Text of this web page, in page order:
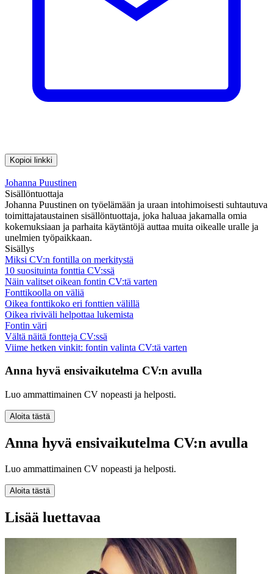
Kopioi linkki
Johanna Puustinen
Sisällöntuottaja
Johanna Puustinen on työelämään ja uraan intohimoisesti suhtautuva
toimittajataustainen sisällöntuottaja, joka haluaa jakamalla omia
kokemuksiaan ja parhaita käytäntöjä auttaa muita oikealle uralle ja
unelmien työpaikkaan.
Sisällys
Miksi CV:n fontilla on merkitystä
10 suosituinta fonttia CV:ssä
Näin valitset oikean fontin CV:tä varten
Fonttikoolla on väliä
Oikea fonttikoko eri fonttien välillä
Oikea riviväli helpottaa lukemista
Fontin väri
Vältä näitä fontteja CV:ssä
Viime hetken vinkit: fontin valinta CV:tä varten
Anna hyvä ensivaikutelma CV:n avulla
Luo ammattimainen CV nopeasti ja helposti.
Aloita tästä
Anna hyvä ensivaikutelma CV:n avulla
Luo ammattimainen CV nopeasti ja helposti.
Aloita tästä
Lisää luettavaa